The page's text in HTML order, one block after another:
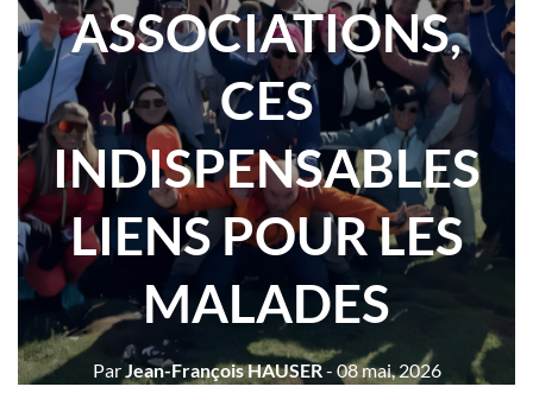
ASSOCIATIONS,
CES
INDISPENSABLES
LIENS POUR LES
MALADES
ParJean-François HAUSER- 08 mai, 2026